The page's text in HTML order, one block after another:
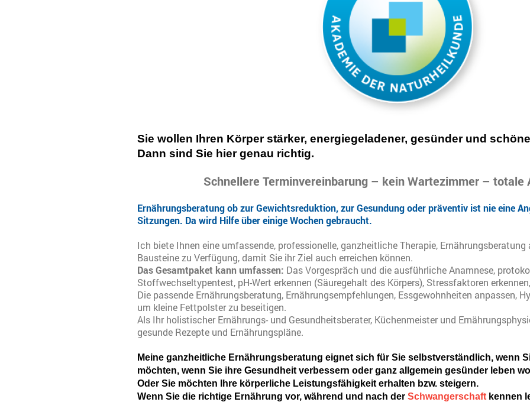
Sie wollen Ihren Körper stärker, energiegeladener, gesünder und
Dann sind Sie hier genau richtig.
Schnellere Terminvereinbarung – kein Wartezimmer – totale
Ernährungsberatung ob zur Gewichtsreduktion, zur Gesundung oder präventiv ist nie eine
Sitzungen. Da wird Hilfe über einige Wochen gebraucht.
Ich biete Ihnen eine umfassende, professionelle, ganzheitliche Therapie,
Bausteine zu Verfügung, damit Sie ihr Ziel auch erreichen können.
Das Gesamtpaket kann umfassen: Das Vorgespräch und die ausführliche Anamnese,
Stoffwechseltypentest, pH-Wert erkennen (Säuregehalt des Körpers), Stressfaktoren
Die passende Ernährungsberatung, Ernährungsempfehlungen, Essgewohnheiten anpassen,
um kleine Fettpolster zu beseitigen.
Als Ihr holistischer Ernährungs- und Gesundheitsberater, Küchenmeister und
gesunde Rezepte und Ernährungspläne.
Meine ganzheitliche Ernährungsberatung eignet sich für Sie selbstverständlich, wenn
möchten, wenn Sie ihre Gesundheit verbessern oder ganz allgemein gesünder leben
Oder Sie möchten Ihre körperliche Leistungsfähigkeit erhalten bzw. steigern.
Wenn Sie die richtige Ernährung vor, während und nach der Schwangerschaft kennen